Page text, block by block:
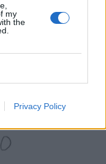
my
the
Privacy Policy
του: